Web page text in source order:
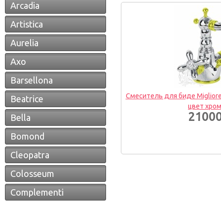
Arcadia
Artistica
Aurelia
Axo
Barsellona
Beatrice
Bella
Bomond
Cleopatra
Colosseum
Complementi
Смеситель для биде
цвет